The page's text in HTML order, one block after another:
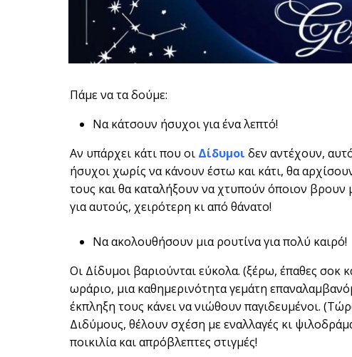
Πάμε να τα δούμε:
Να κάτσουν ήσυχοι για ένα λεπτό!
Αν υπάρχει κάτι που οι Δίδυμοι δεν αντέχουν,
ήσυχοι χωρίς να κάνουν έστω και κάτι, θα
τους και θα καταλήξουν να χτυπούν όποιον βρουν
για αυτούς, χειρότερη κι από θάνατο!
Να ακολουθήσουν μια ρουτίνα για πολύ καιρό!
Οι Δίδυμοι βαριούνται εύκολα. (ξέρω, έπαθες σοκ
ωράριο, μια καθημερινότητα γεμάτη
έκπληξη τους κάνει να νιώθουν παγιδευμένοι.
Διδύμους, θέλουν σχέση με εναλλαγές κι
ποικιλία και απρόβλεπτες στιγμές!